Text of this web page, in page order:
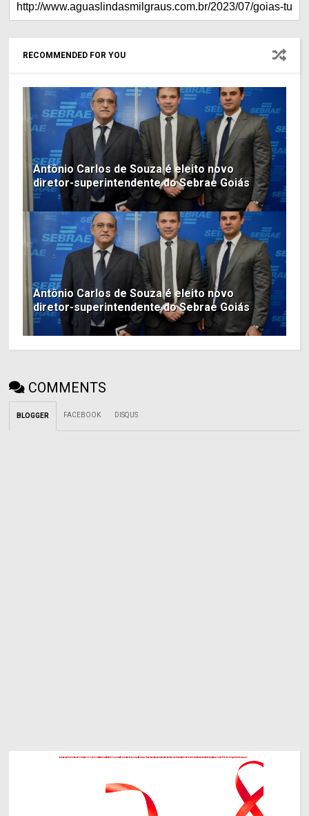
RECOMMENDED FOR YOU
Antônio Carlos de Souza é eleito novo
diretor-superintendente do Sebrae Goiás
Antônio Carlos de Souza é eleito novo
diretor-superintendente do Sebrae Goiás
COMMENTS
BLOGGER FACEBOOK DISQUS